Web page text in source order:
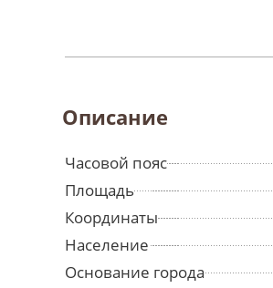
Описание
Часовой пояс
Площадь
Координаты
Население
Основание города